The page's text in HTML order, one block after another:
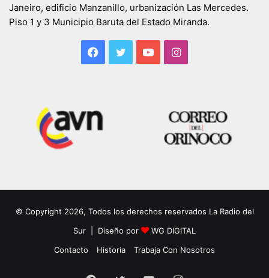
Janeiro, edificio Manzanillo, urbanización Las Mercedes.
Piso 1 y 3 Municipio Baruta del Estado Miranda.
Facebook
TwitterYouTubeInstagram
© Copyright 2026, Todos los derechos reservados La Radio del
Sur | Diseño por
WG DIGITAL
Contacto
Historia Trabaja Con Nosotros